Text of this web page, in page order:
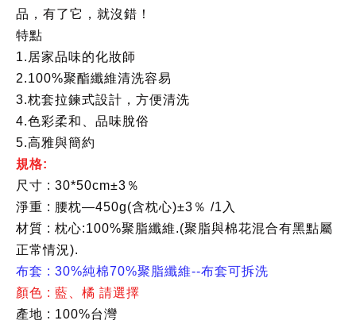
品，有了它，就沒錯！
特點
1.居家品味的化妝師
2.100%聚酯纖維清洗容易
3.枕套拉鍊式設計，方便清洗
4.色彩柔和、品味脫俗
5.高雅與簡約
規格:
尺寸 : 30*50cm±3％
淨重 : 腰枕—450g(含枕心)±3％ /1入
材質 : 枕心:100%聚脂纖維.(聚脂與棉花混合有黑點屬
正常情況).
布套 : 30%純棉70%聚脂纖維--布套可拆洗
顏色 : 藍、橘 請選擇
產地 : 100%台灣